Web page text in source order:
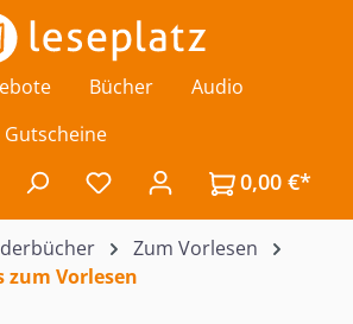
Bücher
Audio
Gutscheine
Du hast 0 Produkte auf
0,00 €*
Zum Vorlesen
zum Vorlesen